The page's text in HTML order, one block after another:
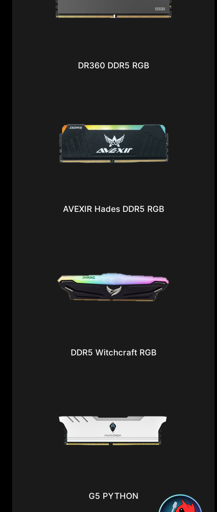
DR360 DDR5 RGB
AVEXIR Hades DDR5 RGB
DDR5 Witchcraft RGB
G5 PYTHON